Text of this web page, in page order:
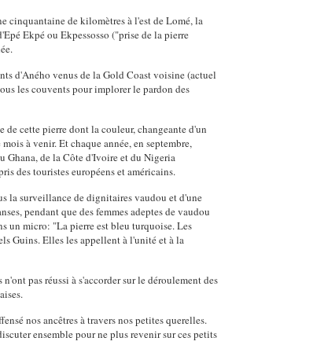
cinquantaine de kilomètres à l'est de Lomé, la
Ekpé ou Ekpessosso ("prise de la pierre
d'Aného venus de la Gold Coast voisine (actuel
les couvents pour implorer le pardon des
cette pierre dont la couleur, changeante d'un
à venir. Et chaque année, en septembre,
Ghana, de la Côte d'Ivoire et du Nigeria
des touristes européens et américains.
la surveillance de dignitaires vaudou et d'une
pendant que des femmes adeptes de vaudou
un micro: "La pierre est bleu turquoise. Les
Guins. Elles les appellent à l'unité et à la
pas réussi à s'accorder sur le déroulement des
nos ancêtres à travers nos petites querelles.
ensemble pour ne plus revenir sur ces petits